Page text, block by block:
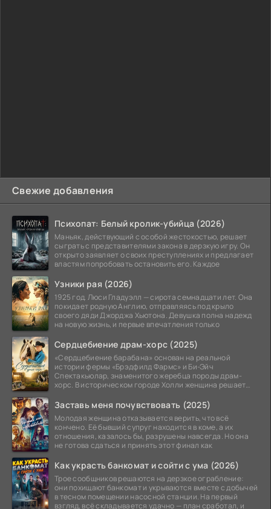
Свежие добавления
Психопат: Белый кролик-убийца (2026)
Маньяк, действующий с особой жестокостью, решает
сыграть с представителями закона в дерзкую игру. Он
открыто заявляет о своих преступлениях и предлагает
властям попробовать остановить его. Каждое
Узники рая (2026)
1925 год. Люси Гладуэлл — сирота семнадцати лет. Она
покидает родную Англию, отправляясь под крыло
своего дяди Джорджа Хьютона. Девушка полна надежд
на новую жизнь, и первые впечатления только
Сердцебиение драм-хорс (2025)
«Сердцебиение барабана» основан на реальной
истории фермы «Брэдфилд Фармс» и Би-Эйч
Спектакьюлар, знаменитого жеребца породы драм-
хорс. В историческом городе Холли женщина решает
Заставь меня почувствовать (2025)
Молодая женщина отказывается верить, что всё
кончено. Её бывший супруг находится в коме, а их
отношения, казалось бы, разрушены навсегда. Но она
не готова сдаться и принять этот финал как
Как украсть банкомат и сойти с ума (2026)
Трое сообщников решаются на дерзкое ограбление:
они похищают банкомат и укрываются вместе с добычей
в тесном помещении насосной станции. На первый
взгляд, всё складывается удачно — план сработал, и